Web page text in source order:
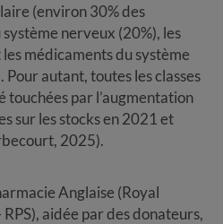
(environ 30% des
nerveux (20%), les
médicaments du système
autant, toutes les classes
par l’augmentation
sur les stocks en 2021 et
2025).
Anglaise (Royal
aidée par des donateurs,